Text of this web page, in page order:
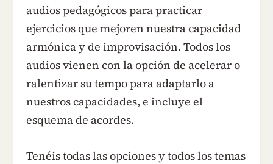
audios pedagógicos para practicar
ejercicios que mejoren nuestra capacidad
armónica y de improvisación. Todos los
audios vienen con la opción de acelerar o
ralentizar su tempo para adaptarlo a
nuestros capacidades, e incluye el
esquema de acordes.
Tenéis todas las opciones y todos los temas